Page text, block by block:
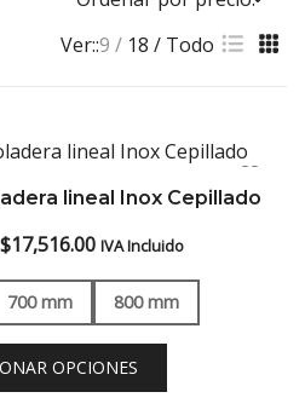
Ver::9 18 Todo
lineal Inox Cepillado
$17,516.00Rango
de
precios:
desde
$14,128.80
hasta
IVA Incluido
700 mm 800 mm
OPCIONES